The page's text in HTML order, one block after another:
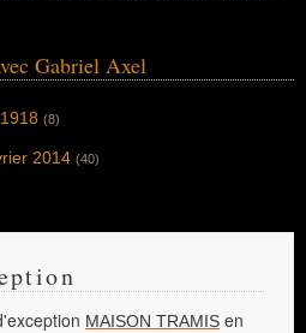
Gabriel Axel
(8)
2014 (40)
MAISON TRAMIS en